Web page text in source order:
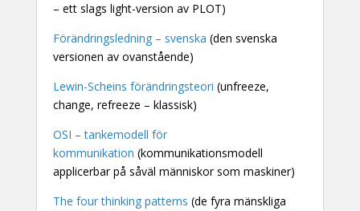
– ett slags light-version av PLOT)
Förändringsledning – svenska (den svenska
versionen av ovanstående)
Lewin-Scheins förändringsteori (unfreeze,
change, refreeze – klassisk)
OSI – tankemodell för
kommunikation (kommunikationsmodell
applicerbar på såväl människor som maskiner)
The four thinking patterns (de fyra mänskliga